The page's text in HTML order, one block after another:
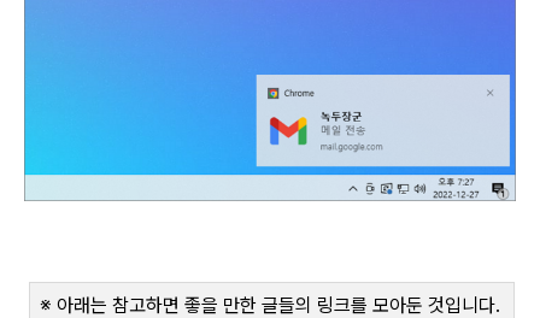
※ 아래는 참고하면 좋을 만한 글들의 링크를 모아둔 것입니다.